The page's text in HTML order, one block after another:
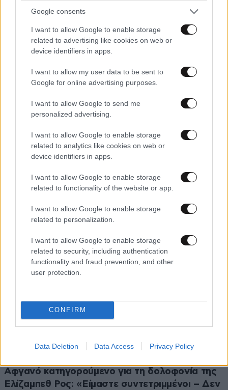
Google consents
I want to allow Google to enable storage
related to advertising like cookies on web or
device identifiers in apps.
I want to allow my user data to be sent to
Google for online advertising purposes.
I want to allow Google to send me
personalized advertising.
I want to allow Google to enable storage
related to analytics like cookies on web or
device identifiers in apps.
I want to allow Google to enable storage
related to functionality of the website or app.
I want to allow Google to enable storage
related to personalization.
I want to allow Google to enable storage
related to security, including authentication
functionality and fraud prevention, and other
user protection.
CONFIRM
Data Deletion Data Access Privacy Policy
Xαρακτήρες: 0/1000
Διαβάστε και ακολουθήστε τους κανόνες σχολιασμού
TRENDING
3 ω. πριν
Αφγανό κατηγορούμενο για τη δολοφονία της
Ελίζαμπεθ Ρος: «Είμαστε συντετριμμένοι – Δεν